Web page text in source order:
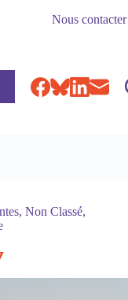
Nous contacter
,Non Classé,